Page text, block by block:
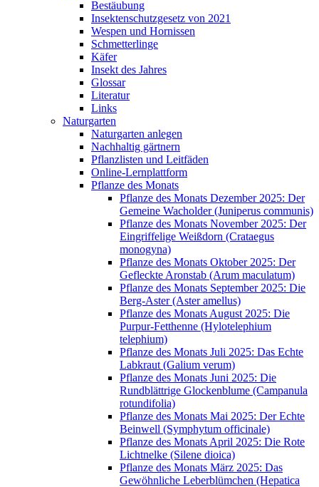
Bestäubung
Insektenschutzgesetz von 2021
Wespen und Hornissen
Schmetterlinge
Käfer
Insekt des Jahres
Glossar
Literatur
Links
Naturgarten
Naturgarten anlegen
Nachhaltig gärtnern
Pflanzlisten und Leitfäden
Online-Lernplattform
Pflanze des Monats
Pflanze des Monats Dezember 2025: Der
Gemeine Wacholder (Juniperus communis)
Pflanze des Monats November 2025: Der
Eingriffelige Weißdorn (Crataegus
monogyna)
Pflanze des Monats Oktober 2025: Der
Gefleckte Aronstab (Arum maculatum)
Pflanze des Monats September 2025: Die
Berg-Aster (Aster amellus)
Pflanze des Monats August 2025: Die
Purpur-Fetthenne (Hylotelephium
telephium)
Pflanze des Monats Juli 2025: Das Echte
Labkraut (Galium verum)
Pflanze des Monats Juni 2025: Die
Rundblättrige Glockenblume (Campanula
rotundifolia)
Pflanze des Monats Mai 2025: Der Echte
Beinwell (Symphytum officinale)
Pflanze des Monats April 2025: Die Rote
Lichtnelke (Silene dioica)
Pflanze des Monats März 2025: Das
Gewöhnliche Leberblümchen (Hepatica